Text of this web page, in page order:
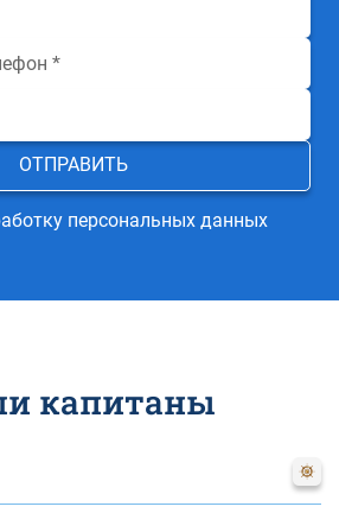
персональных данных
капитаны